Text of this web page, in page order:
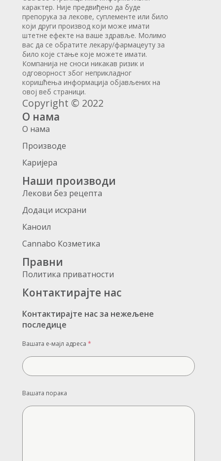
карактер. Није предвиђено да буде
препорука за лекове, суплементе или било
који други производ који може имати
штетне ефекте на ваше здравље. Молимо
вас да се обратите лекару/фармацеуту за
било које стање које можете имати.
Компанија не сноси никакав ризик и
одговорност због неприкладног
коришћења информација објављених на
овој веб страници.
Copyright © 2022
О нама
О нама
Производе
Каријера
Наши производи
Лекови без рецепта
Додаци исхрани
Каноил
Cannabo Козметика
Правни
Политика приватности
Контактирајте нас
Контактирајте нас за нежељене
последице
Вашата е-мајл адреса *
Вашата порака